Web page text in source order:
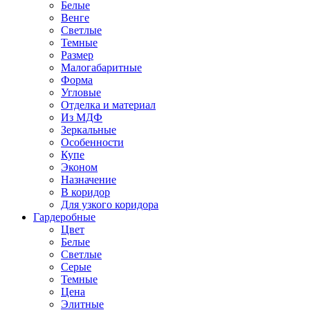
Белые
Венге
Светлые
Темные
Размер
Малогабаритные
Форма
Угловые
Отделка и материал
Из МДФ
Зеркальные
Особенности
Купе
Эконом
Назначение
В коридор
Для узкого коридора
Гардеробные
Цвет
Белые
Светлые
Серые
Темные
Цена
Элитные